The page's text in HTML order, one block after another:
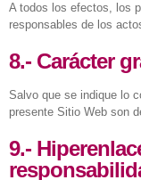
A todos los efectos, los
responsables de los
8.- Carácter
Salvo que se indique lo
presente Sitio Web son
9.-